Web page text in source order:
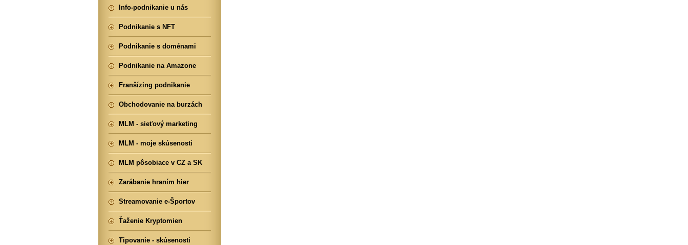
Info-podnikanie u nás
Podnikanie s NFT
Podnikanie s doménami
Podnikanie na Amazone
Franšízing podnikanie
Obchodovanie na burzách
MLM - sieťový marketing
MLM - moje skúsenosti
MLM pôsobiace v CZ a SK
Zarábanie hraním hier
Streamovanie e-Športov
Ťaženie Kryptomien
Tipovanie - skúsenosti